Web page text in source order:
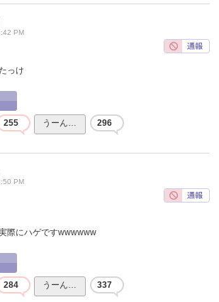
PM
っけ
255 うーん… 296
PM
際にハゲですwwwwww
284 うーん… 337